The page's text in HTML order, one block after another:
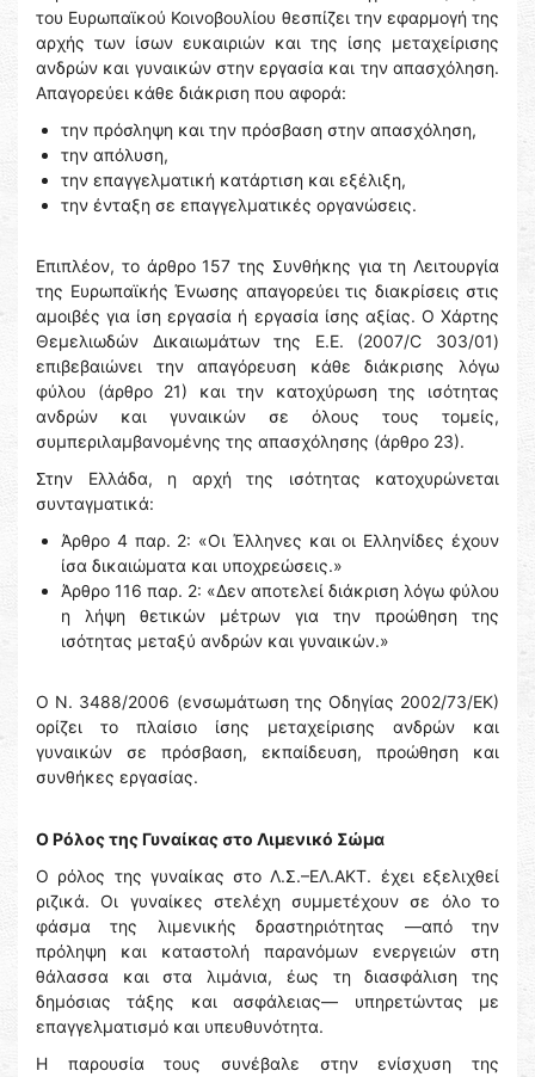
του Ευρωπαϊκού Κοινοβουλίου θεσπίζει την εφαρμογή της
αρχής των ίσων ευκαιριών και της ίσης μεταχείρισης
ανδρών και γυναικών στην εργασία και την απασχόληση.
Απαγορεύει κάθε διάκριση που αφορά:
την πρόσληψη και την πρόσβαση στην απασχόληση,
την απόλυση,
την επαγγελματική κατάρτιση και εξέλιξη,
την ένταξη σε επαγγελματικές οργανώσεις.
Επιπλέον, το άρθρο 157 της Συνθήκης για τη Λειτουργία
της Ευρωπαϊκής Ένωσης απαγορεύει τις διακρίσεις στις
αμοιβές για ίση εργασία ή εργασία ίσης αξίας. Ο Χάρτης
Θεμελιωδών Δικαιωμάτων της Ε.Ε. (2007/C 303/01)
επιβεβαιώνει την απαγόρευση κάθε διάκρισης λόγω
φύλου (άρθρο 21) και την κατοχύρωση της ισότητας
ανδρών και γυναικών σε όλους τους τομείς,
συμπεριλαμβανομένης της απασχόλησης (άρθρο 23).
Στην Ελλάδα, η αρχή της ισότητας κατοχυρώνεται
συνταγματικά:
Άρθρο 4 παρ. 2: «Οι Έλληνες και οι Ελληνίδες έχουν
ίσα δικαιώματα και υποχρεώσεις.»
Άρθρο 116 παρ. 2: «Δεν αποτελεί διάκριση λόγω φύλου
η λήψη θετικών μέτρων για την προώθηση της
ισότητας μεταξύ ανδρών και γυναικών.»
Ο Ν. 3488/2006 (ενσωμάτωση της Οδηγίας 2002/73/ΕΚ)
ορίζει το πλαίσιο ίσης μεταχείρισης ανδρών και
γυναικών σε πρόσβαση, εκπαίδευση, προώθηση και
συνθήκες εργασίας.
Ο Ρόλος της Γυναίκας στο Λιμενικό Σώμα
Ο ρόλος της γυναίκας στο Λ.Σ.–ΕΛ.ΑΚΤ. έχει εξελιχθεί
ριζικά. Οι γυναίκες στελέχη συμμετέχουν σε όλο το
φάσμα της λιμενικής δραστηριότητας —από την
πρόληψη και καταστολή παρανόμων ενεργειών στη
θάλασσα και στα λιμάνια, έως τη διασφάλιση της
δημόσιας τάξης και ασφάλειας— υπηρετώντας με
επαγγελματισμό και υπευθυνότητα.
Η παρουσία τους συνέβαλε στην ενίσχυση της